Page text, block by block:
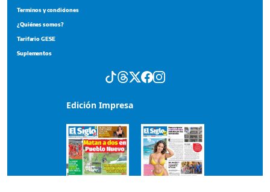
Terminos y condiciones
¿Quiénes somos?
Tarifario GESE
Suplementos
Edición Impresa